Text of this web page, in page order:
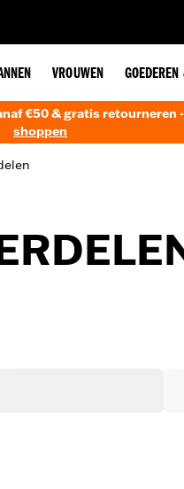
VROUWEN
€50 & gratis retourneren -
shoppen